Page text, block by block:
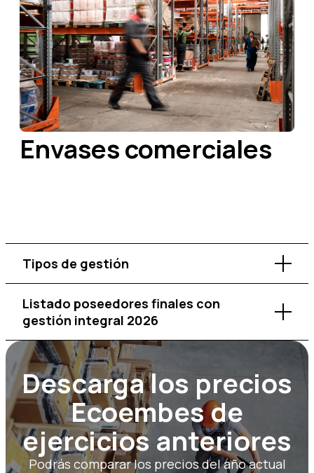
Envases comerciales
Tipos de gestión
Listado poseedores finales con
gestión integral 2026
Descarga los precios
Ecoembes de
ejercicios anteriores
Podrás comparar los precios del año actual